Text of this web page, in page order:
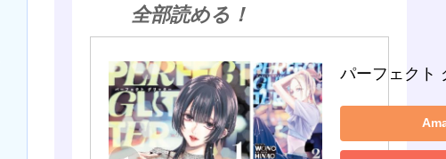
全部読める！
パーフェクト